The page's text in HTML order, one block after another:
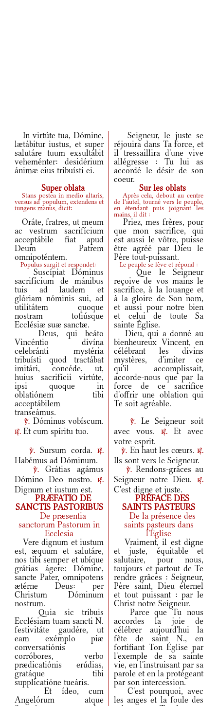
In virtúte tua, Dómine,
lætábitur iustus, et super
salutáre tuum exsultábit
veheménter: desidérium
ánimæ eius tribuísti ei.
Seigneur, le juste se
réjouira dans Ta force, et
il tressaillira d'une vive
allégresse : Tu lui as
accordé le désir de son
coeur.
Super oblata
Sur les oblats
Stans postea in medio altaris,
versus ad populum, extendens et
iungens manus, dicit:
Après cela, debout au centre
de l'autel, tourné vers le peuple,
en étendant puis joignant les
mains, il dit :
Oráte, fratres, ut meum
ac vestrum sacrifícium
acceptábile fiat apud
Deum Patrem
omnipoténtem.
Priez, mes frères, pour
que mon sacrifice, qui
est aussi le vôtre, puisse
être agréé par Dieu le
Père tout-puissant.
Populus surgit et respondet: Le peuple se lève et répond :
Suscípiat Dóminus
sacrifícium de mánibus
tuis ad laudem et
glóriam nóminis sui, ad
utilitátem quoque
nostram totiúsque
Ecclésiæ suæ sanctæ.
Que le Seigneur
reçoive de vos mains le
sacrifice, à la louange et
à la gloire de Son nom,
et aussi pour notre bien
et celui de toute Sa
sainte Église.
Deus, qui beáto
Vincéntio divína
celebránti mystéria
tribuísti quod tractábat
imitári, concéde, ut,
huius sacrifícii virtúte,
ipsi quoque in
oblatiónem tibi
acceptábilem
transeámus.
Dieu, qui a donné au
bienheureux Vincent, en
célébrant les divins
mystères, d'imiter ce
qu'il accomplissait,
accorde-nous que par la
force de ce sacrifice
d'offrir une oblation qui
Te soit agréable.
v. Dóminus vobíscum.
r. Et cum spíritu tuo.
v.
Le Seigneur soit
avec vous.
r.
Et avec
votre esprit.
v. Sursum corda. r.
Habémus ad Dóminum.
v. En haut les cœurs. r.
Ils sont vers le Seigneur.
v.
Grátias agámus
Dómino Deo nostro.
r.
Dignum et iustum est.
v.Rendons-grâces au
Seigneur notre Dieu.
r.
C'est digne et juste.
PRÆFATIO DE
SANCTIS PASTORIBUS
PRÉFACE DES
SAINTS PASTEURS
De præsentia
sanctorum Pastorum in
Ecclesia
De la présence des
saints pasteurs dans
l'Église
Vere dignum et iustum
est, æquum et salutáre,
nos tibi semper et ubíque
grátias ágere: Dómine,
sancte Pater, omnípotens
ætérne Deus: per
Christum Dóminum
nostrum.
Vraiment, il est digne
et juste, équitable et
salutaire, pour nous,
toujours et partout de Te
rendre grâces : Seigneur,
Père saint, Dieu éternel
et tout puissant : par le
Christ notre Seigneur.
Quia sic tríbuis
Ecclésiam tuam sancti N.
festivitáte gaudére, ut
eam exémplo piæ
conversatiónis
corróbores, verbo
prædicatiónis erúdias,
gratáque tibi
supplicatióne tueáris.
Parce que Tu nous
accordes la joie de
célébrer aujourd'hui la
fête de saint N., en
fortifiant Ton Église par
l'exemple de sa sainte
vie, en l'instruisant par sa
parole et en la protégeant
par son intercession.
Et ídeo, cum
Angelórum atque
C'est pourquoi, avec
les anges et la foule des